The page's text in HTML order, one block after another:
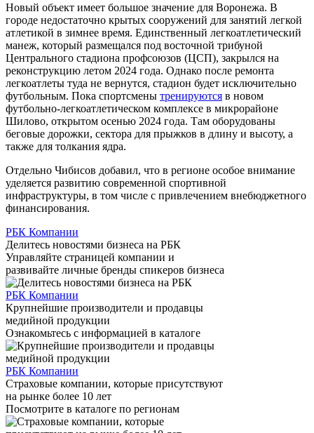
Новый объект имеет большое значение для Воронежа. В
городе недостаточно крытых сооружений для занятий легкой
атлетикой в зимнее время. Единственный легкоатлетический
манеж, который размещался под восточной трибуной
Центрального стадиона профсоюзов (ЦСП), закрылся на
реконструкцию летом 2024 года. Однако после ремонта
легкоатлеты туда не вернутся, стадион будет исключительно
футбольным. Пока спортсмены тренируются в новом
футбольно-легкоатлетическом комплексе в микрорайоне
Шилово, открытом осенью 2024 года. Там оборудованы
беговые дорожки, сектора для прыжков в длину и высоту, а
также для толкания ядра.
Отдельно Чибисов добавил, что в регионе особое внимание
уделяется развитию современной спортивной
инфраструктуры, в том числе с привлечением внебюджетного
финансирования.
РБК Компании
Делитесь новостями бизнеса на РБК
Управляйте страницей компании и
развивайте личные бренды спикеров бизнеса
РБК Компании
Крупнейшие производители и продавцы
медийной продукции
Ознакомьтесь с информацией в каталоге
РБК Компании
Страховые компании, которые присутствуют
на рынке более 10 лет
Посмотрите в каталоге по регионам